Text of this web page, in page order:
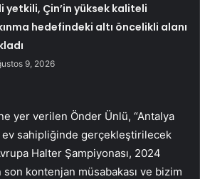
yetkili, Çin’in yüksek kaliteli
hedefindeki altı öncelikli alanı
9, 2026
yer verilen Önder Ünlü, “Antalya
sahipliğinde gerçekleştirilecek
Halter Şampiyonası, 2024
son kontenjan müsabakası ve bizim